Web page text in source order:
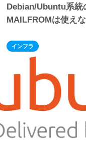
Debian/Ubuntu系
MAILFROMは使え
インフラ